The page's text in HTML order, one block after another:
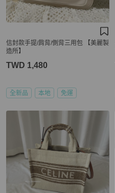
信封款手提/肩背/側背三用包 【美麗製
造所】
TWD 1,480
全新品 本地 免運